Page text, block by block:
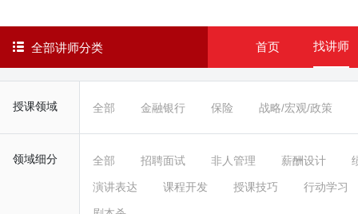
全部讲师分类 首页 找讲师
授课领域 全部 金融银行 保险 战略/宏观/政策
领域细分 全部 招聘面试 非人管理 薪酬设计
演讲表达 课程开发 授课技巧 行动学习